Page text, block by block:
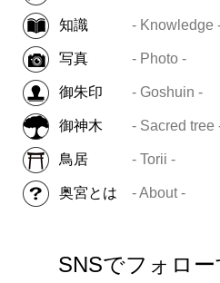
知識 - Knowledge
写真 - Photo -
御朱印 - Goshuin -
御神木 - Sacred tree
鳥居 - Torii -
奥宮とは - About -
SNSでフォロー